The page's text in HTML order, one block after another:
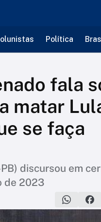
Política
fala
matar
se faça
discursou em
de 2023